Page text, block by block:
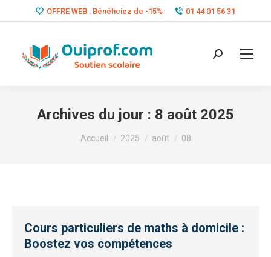
OFFRE WEB : Bénéficiez de -15% 01 44 01 56 31
Search:
Archives du jour : 8 août 2025
Vous êtes ici :
Accueil 2025 août 08
Cours particuliers de maths à domicile :
Boostez vos compétences